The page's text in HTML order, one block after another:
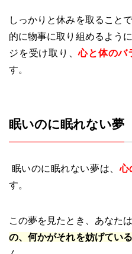
しっかりと休みを取ること
的に物事に取り組めるよう
ジを受け取り、心と体のバ
す。
眠いのに眠れない夢
眠いのに眠れない夢は、心
す。
この夢を見たとき、あなた
の、何かがそれを妨げてい